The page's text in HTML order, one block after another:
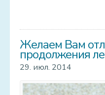
Контакт
Hовости
Галерея
Желаем Вам
продолжения
29. июл. 2014